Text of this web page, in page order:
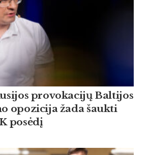
provokacijų Baltijos
opozicija žada šaukti
posėdį